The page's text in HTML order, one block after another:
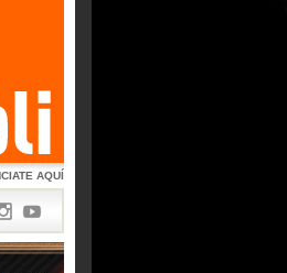
AQUÍ